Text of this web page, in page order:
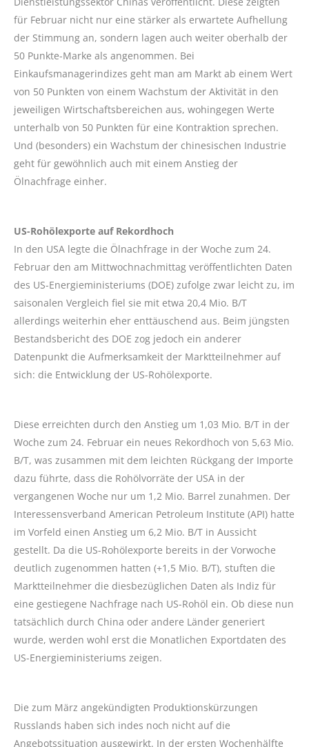
für Februar nicht nur eine stärker als erwartete Aufhellung
der Stimmung an, sondern lagen auch weiter oberhalb der
50 Punkte-Marke als angenommen. Bei
Einkaufsmanagerindizes geht man am Markt ab einem Wert
von 50 Punkten von einem Wachstum der Aktivität in den
jeweiligen Wirtschaftsbereichen aus, wohingegen Werte
unterhalb von 50 Punkten für eine Kontraktion sprechen.
Und (besonders) ein Wachstum der chinesischen Industrie
geht für gewöhnlich auch mit einem Anstieg der
Ölnachfrage einher.
US-Rohölexporte auf Rekordhoch
In den USA legte die Ölnachfrage in der Woche zum 24.
Februar den am Mittwochnachmittag veröffentlichten Daten
des US-Energieministeriums (DOE) zufolge zwar leicht zu, im
saisonalen Vergleich fiel sie mit etwa 20,4 Mio. B/T
allerdings weiterhin eher enttäuschend aus. Beim jüngsten
Bestandsbericht des DOE zog jedoch ein anderer
Datenpunkt die Aufmerksamkeit der Marktteilnehmer auf
sich: die Entwicklung der US-Rohölexporte.
Diese erreichten durch den Anstieg um 1,03 Mio. B/T in der
Woche zum 24. Februar ein neues Rekordhoch von 5,63 Mio.
B/T, was zusammen mit dem leichten Rückgang der Importe
dazu führte, dass die Rohölvorräte der USA in der
vergangenen Woche nur um 1,2 Mio. Barrel zunahmen. Der
Interessensverband American Petroleum Institute (API) hatte
im Vorfeld einen Anstieg um 6,2 Mio. B/T in Aussicht
gestellt. Da die US-Rohölexporte bereits in der Vorwoche
deutlich zugenommen hatten (+1,5 Mio. B/T), stuften die
Marktteilnehmer die diesbezüglichen Daten als Indiz für
eine gestiegene Nachfrage nach US-Rohöl ein. Ob diese nun
tatsächlich durch China oder andere Länder generiert
wurde, werden wohl erst die Monatlichen Exportdaten des
US-Energieministeriums zeigen.
Die zum März angekündigten Produktionskürzungen
Russlands haben sich indes noch nicht auf die
Angebotssituation ausgewirkt. In der ersten Wochenhälfte